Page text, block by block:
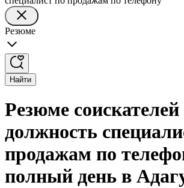
Резюме
Найти
Резюме соискателей
должность
продажам по
полный день в